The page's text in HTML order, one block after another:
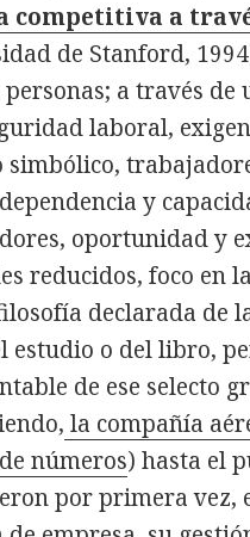
competitiva a
de Stanford,
a través de
laboral,
y
oportunidad y
reducidos, foco en
declarada de
estudio o del libro,
de ese selecto
la compañía
números) hasta el
por primera vez,